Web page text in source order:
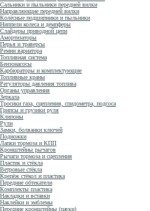
Сальники и пыльники передней вилки
Направляющие передней вилки
Колёсные подшипники и пыльники
Ниппели колеса и демпферы
Слайдеры приводной цепи
Амортизаторы
Перья и траверсы
Ремни вариатора
Топливная система
Бензонасосы
Карбюраторы и комплектующие
Топливные краны
Регуляторы давления топлива
Органы управления
Зеркала
Тросики газа, сцепления, спидометра, подсоса
Грипсы и грузики руля
Клипоны
Рули
Замки, болванки ключей
Подножки
Лапки тормоза и КПП
Кронштейны рычагов
Рычаги тормоза и сцепления
Пластик и стёкла
Ветровые стёкла
Крепёж стёкол и пластика
Передние обтекатели
Комплекты пластика
Накладки и вставки
Наклейки и эмблемы
Передние кронштейны (пауки)